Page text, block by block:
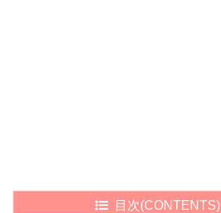
目次(CONTENTS)